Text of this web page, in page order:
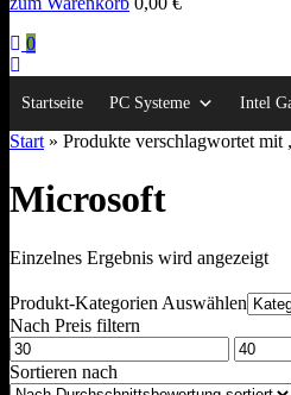
0
Startseite PC Systeme Intel
Start » Produkte verschlagwortet mit
Microsoft
Einzelnes Ergebnis wird angezeigt
Produkt-Kategorien Auswählen
Nach Preis filtern
Min.
Preis
Max.
Preis
Sortieren nach